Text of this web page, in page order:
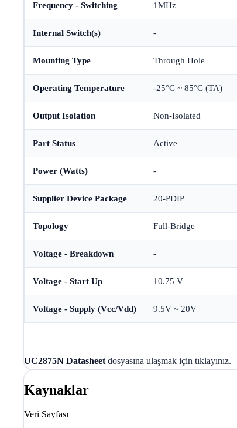
Frequency - Switching 1MHz
Internal Switch(s) -
Mounting Type Through Hole
Operating Temperature -25°C ~ 85°C (TA)
Output Isolation Non-Isolated
Part Status Active
Power (Watts) -
Supplier Device Package 20-PDIP
Topology Full-Bridge
Voltage - Breakdown -
Voltage - Start Up 10.75 V
Voltage - Supply (Vcc/Vdd) 9.5V ~ 20V
UC2875N Datasheet dosyasına ulaşmak için tıklayınız.
Kaynaklar
Veri Sayfası